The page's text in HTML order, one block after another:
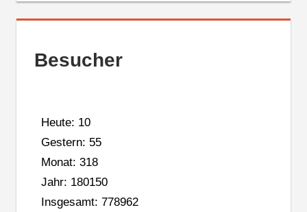
Besucher
Heute: 10
Gestern: 55
Monat: 318
Jahr: 180150
Insgesamt: 778962